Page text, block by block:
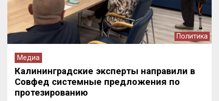
Политика
Медиа
Калининградские эксперты направили в
Совфед системные предложения по
протезированию